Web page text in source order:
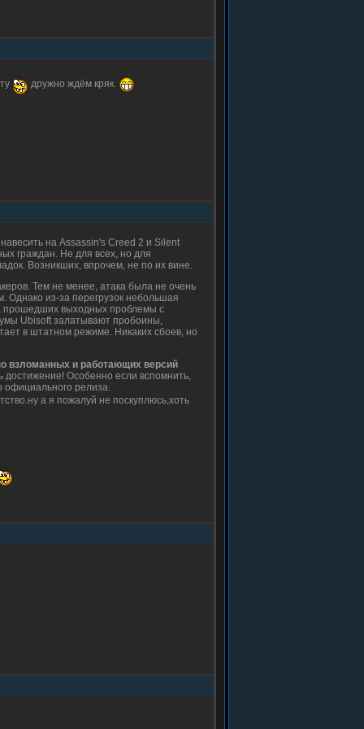
дружно ждём кряк.
на Assassin's Creed 2 и Silent
граждан. Не для всех, но для
Возникших, впрочем, не по их вине.
Тем не менее, атака была не очень
из-за перегрузок небольшая
прошедших выходных проблемы с
Ubisoft залатывают пробоины,
в штатном режиме. Никаких сбоев, но
взломанных и работающих версий
достижение! Особенно если вспомнить,
официального релиза.
а я пожалуй не поскуплюсь,хоть